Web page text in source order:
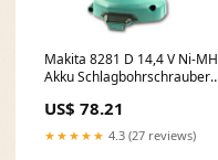
Makita 8281 D 14,4 V Ni-MH
Akku Schlagbohrschrauber
Zubehör, ohne Akku ohne
Lader ohne Koffer C -
US$ 78.21
★★★★★ 4.3 (27 reviews)